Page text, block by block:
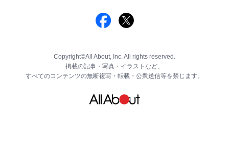
Copyright©All About, Inc. All rights reserved.
掲載の記事・写真・イラストなど、
すべてのコンテンツの無断複写・転載・公衆送信等を禁じます。